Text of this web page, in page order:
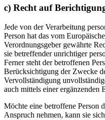
c) Recht auf
Jede von der Verarbeitung
Person hat das vom
Verordnungsgeber gewährte
sie betreffender unrichtiger
Ferner steht der betroffenen
Berücksichtigung der Zwecke
Vervollständigung
auch mittels einer
Möchte eine betroffene Person
Anspruch nehmen, kann sie